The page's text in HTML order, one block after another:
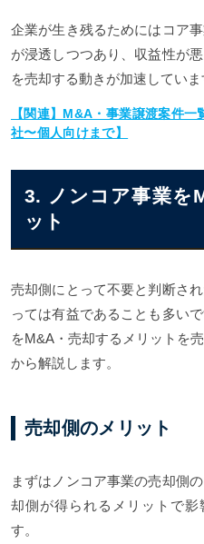
企業が生き残るためにはコア
が浸透しつつあり、収益性が
を売却する動きが加速していま
【関連】M&A・事業譲渡案件
社〜個人向けまで】
3. ノンコア事業を
ット
売却側にとって不要と判断さ
っては有益であることも多い
をM&A・売却するメリットを
から解説します。
売却側のメリット
まずはノンコア事業の売却側
却側が得られるメリットで
す。